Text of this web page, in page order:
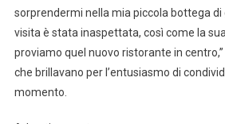
sorprendermi nella mia piccola bottega di
visita è stata inaspettata, così come la
proviamo quel nuovo ristorante in
che brillavano per l’entusiasmo di
momento.